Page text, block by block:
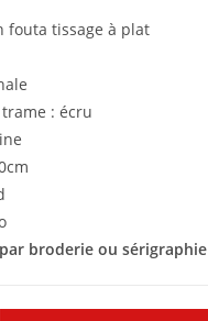
fouta tissage à plat
: écru
broderie ou sérigraphie